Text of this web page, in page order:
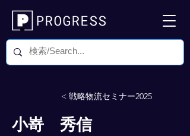
< 戦略物流セミナー2025
小嵜 秀信